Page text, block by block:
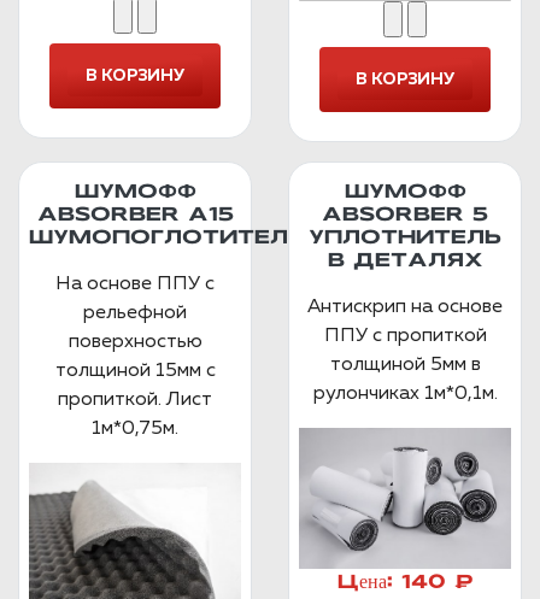
ШУМОФФ
ABSORBER А15
ШУМОПОГЛОТИТЕЛЬ
На основе ППУ с
рельефной
поверхностью
толщиной 15мм с
пропиткой. Лист
1м*0,75м.
ШУМОФФ
ABSORBER 5
УПЛОТНИТЕЛЬ
В ДЕТАЛЯХ
Антискрип на основе
ППУ с пропиткой
толщиной 5мм в
рулончиках 1м*0,1м.
Цена: 140 ₽